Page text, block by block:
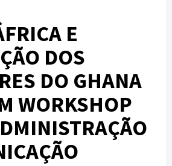
E
DOS
DO GHANA
WORKSHOP